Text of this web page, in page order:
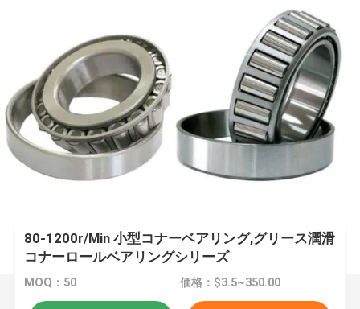
80-1200r/Min 小型コナーベアリング,グリース潤滑
コナーロールベアリングシリーズ
MOQ：50 価格：$3.5~350.00